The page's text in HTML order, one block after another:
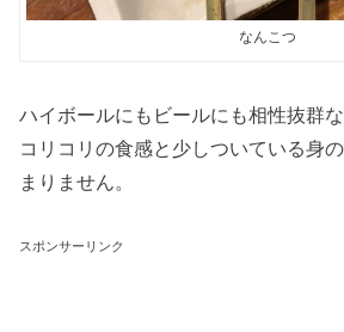
なんこつ
ハイボールにもビールにも相性抜群な
コリコリの食感と少しついている身
まりません。
スポンサーリンク